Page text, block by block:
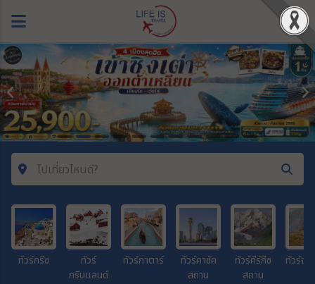
ไปเที่ยวไหนดี?
ค้นหาโปรแกรมทัวร์
คำค้นหา
ทัวร์กรีซ
ทัวร์
กรีนแลนด์
ทัวร์กาตาร์
ทัวร์คาซัค
สถาน
ทัวร์คีร์กีซ
สถาน
ทัวร์จอ